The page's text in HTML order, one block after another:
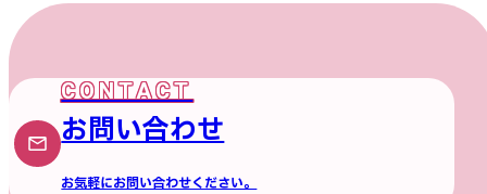
お問い合わせ
お気軽にお問い合わせください。